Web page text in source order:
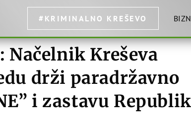
#KRIMINALNO KREŠEVO
Načelnik Kreševa
drži paradržavno
i zastavu